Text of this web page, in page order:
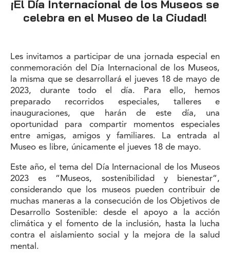
¡El Día Internacional de los Museos se
celebra en el Museo de la Ciudad!
Les invitamos a participar de una jornada especial en
conmemoración del Día Internacional de los Museos,
la misma que se desarrollará el jueves 18 de mayo de
2023, durante todo el día. Para ello, hemos
preparado recorridos especiales, talleres e
inauguraciones, que harán de este día, una
oportunidad para compartir momentos especiales
entre amigas, amigos y familiares. La entrada al
Museo es libre, únicamente el jueves 18 de mayo.
Este año, el tema del Día Internacional de los Museos
2023 es “Museos, sostenibilidad y bienestar“,
considerando que los museos pueden contribuir de
muchas maneras a la consecución de los Objetivos de
Desarrollo Sostenible: desde el apoyo a la acción
climática y el fomento de la inclusión, hasta la lucha
contra el aislamiento social y la mejora de la salud
mental.